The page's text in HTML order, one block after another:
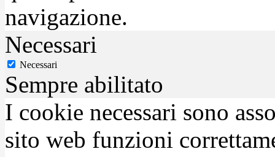
navigazione.
Necessari
Necessari
Sempre abilitato
I cookie necessari sono
sito web funzioni